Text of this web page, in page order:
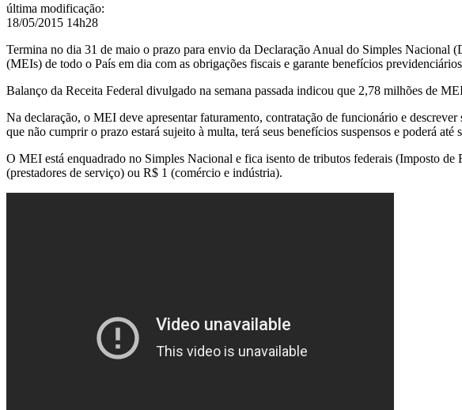
última modificação:
18/05/2015 14h28
Termina no dia 31 de maio o prazo para envio da Declaração Anual do Simples
(MEIs) de todo o País em dia com as obrigações fiscais e garante benefícios
Balanço da Receita Federal divulgado na semana passada indicou que 2,78 milhões de
Na declaração, o MEI deve apresentar faturamento, contratação de funcionário e
que não cumprir o prazo estará sujeito à multa, terá seus benefícios suspensos e poderá
O MEI está enquadrado no Simples Nacional e fica isento de tributos federais (Imposto
(prestadores de serviço) ou R$ 1 (comércio e indústria).